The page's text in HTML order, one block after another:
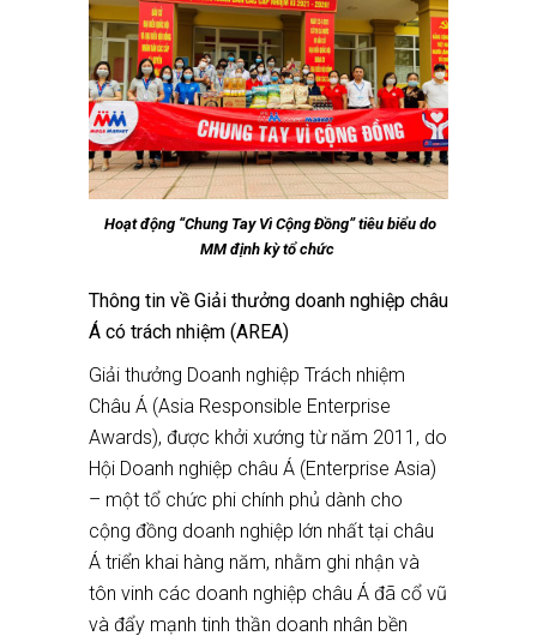
Hoạt động “Chung Tay Vì Cộng Đồng” tiêu biểu do
MM định kỳ tổ chức
Thông tin về Giải thưởng doanh nghiệp châu
Á có trách nhiệm (AREA)
Giải thưởng Doanh nghiệp Trách nhiệm
Châu Á (Asia Responsible Enterprise
Awards), được khởi xướng từ năm 2011, do
Hội Doanh nghiệp châu Á (Enterprise Asia)
– một tổ chức phi chính phủ dành cho
cộng đồng doanh nghiệp lớn nhất tại châu
Á triển khai hàng năm, nhằm ghi nhận và
tôn vinh các doanh nghiệp châu Á đã cổ vũ
và đẩy mạnh tinh thần doanh nhân bền